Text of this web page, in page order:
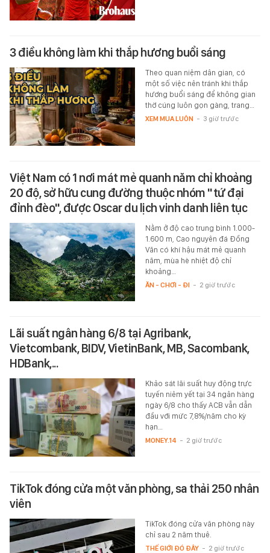
3 điều không làm khi thắp hương buổi sáng
Theo quan niệm dân gian, có
một số việc nên tránh khi thắp
hương buổi sáng để không gian
thờ cúng luôn gọn gàng, trang…
XEM MUA LUÔN - 3 giờ trước
Việt Nam có 1 nơi mát mẻ quanh năm chỉ khoảng
20 độ, sở hữu cung đường thuộc nhóm "tứ đại
đỉnh đèo", được Oscar du lịch vinh danh liên tục
Nằm ở độ cao trung bình 1.000-
1.600 m, Cao nguyên đá Đồng
Văn có khí hậu mát mẻ quanh
năm, mùa hè nhiệt độ chỉ
khoảng…
ĂN - CHƠI - ĐI - 2 giờ trước
Lãi suất ngân hàng 6/8 tại Agribank,
Vietcombank, BIDV, VietinBank, MB, Sacombank,
HDBank,...
Khảo sát lãi suất huy động trực
tuyến niêm yết tại 34 ngân hàng
ngày 6/8 cho thấy ACB vẫn dẫn
đầu với mức 7,8%/năm cho kỳ
hạn…
MONEY.14 - 2 giờ trước
TikTok đóng cửa một văn phòng, sa thải 250 nhân
viên
TikTok đóng cửa văn phòng này
chỉ sau 2 năm thuê.
THẾ GIỚI ĐÓ ĐÂY - 2 giờ trước